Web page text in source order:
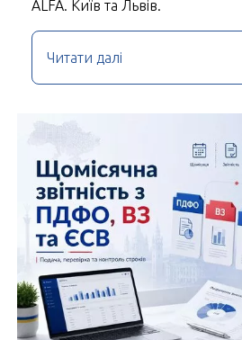
ALFA. Київ та Львів.
Читати далі